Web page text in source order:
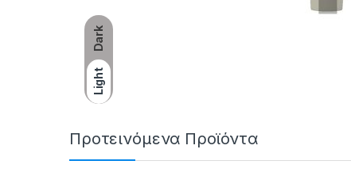
Dark
Light
Προτεινόμενα Προϊόντα